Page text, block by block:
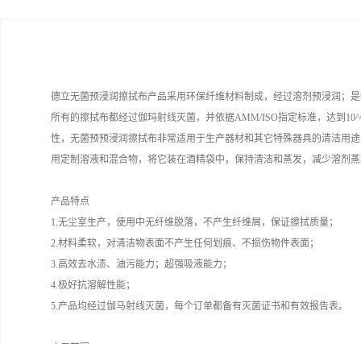
德立无菌预浸润擦拭布产品采用环保纤维材料制成，经过溶剂预浸润；
所有的擦拭布都经过伽玛射线灭菌，并依据AMM/ISO指定标准，达到
性，无菌预预浸润擦拭布非常适用于生产器材和其它特殊器具的清洁用
用定制溶液和混合物，将它装在酒精袋中，保持清洁和蒸发，减少溶剂
产品特点
1.无尘室生产，使用中无纤维脱落，不产生纤维屑，保证擦拭质量；
2.材料柔软，对清洁物表面不产生任何划痕、不损伤物件表面；
3.高效去水渍、油污能力；超强吸液能力；
4.极好抗溶解性能；
5.产品均经过伽马射线灭菌，每个订单都备有灭菌证书和有效报告表。